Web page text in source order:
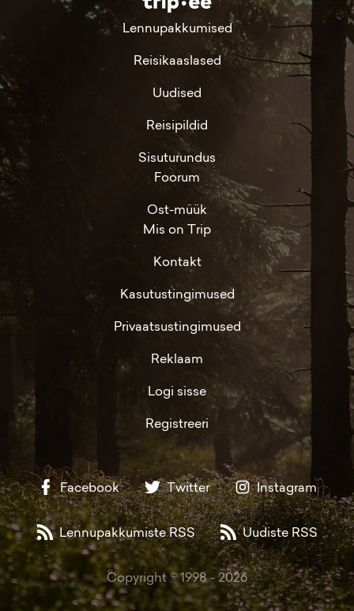
Lennupakkumised
Reisikaaslased
Uudised
Reisipildid
Sisuturundus
Foorum
Ost-müük
Mis on Trip
Kontakt
Kasutustingimused
Privaatsustingimused
Reklaam
Logi sisse
Registreeri
Facebook Twitter Instagram
Lennupakkumiste RSS Uudiste RSS
Copyright © 1998 -2026